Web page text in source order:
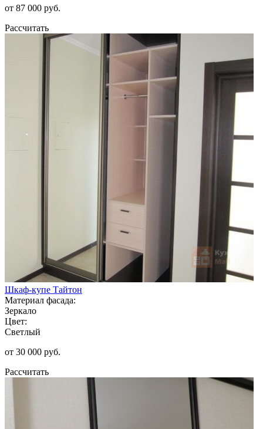
от 87 000 руб.
Рассчитать
Шкаф-купе Тайтон
Материал фасада:
Зеркало
Цвет:
Светлый
от 30 000 руб.
Рассчитать